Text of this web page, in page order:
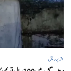
اتر پردیش